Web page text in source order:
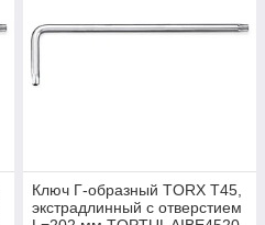
Ключ Г-образный TORX T45,
экстрадлинный с отверстием